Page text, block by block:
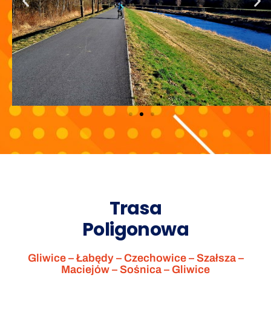
Trasa
Poligonowa
Gliwice – Łabędy – Czechowice – Szałsza –
Maciejów – Sośnica – Gliwice